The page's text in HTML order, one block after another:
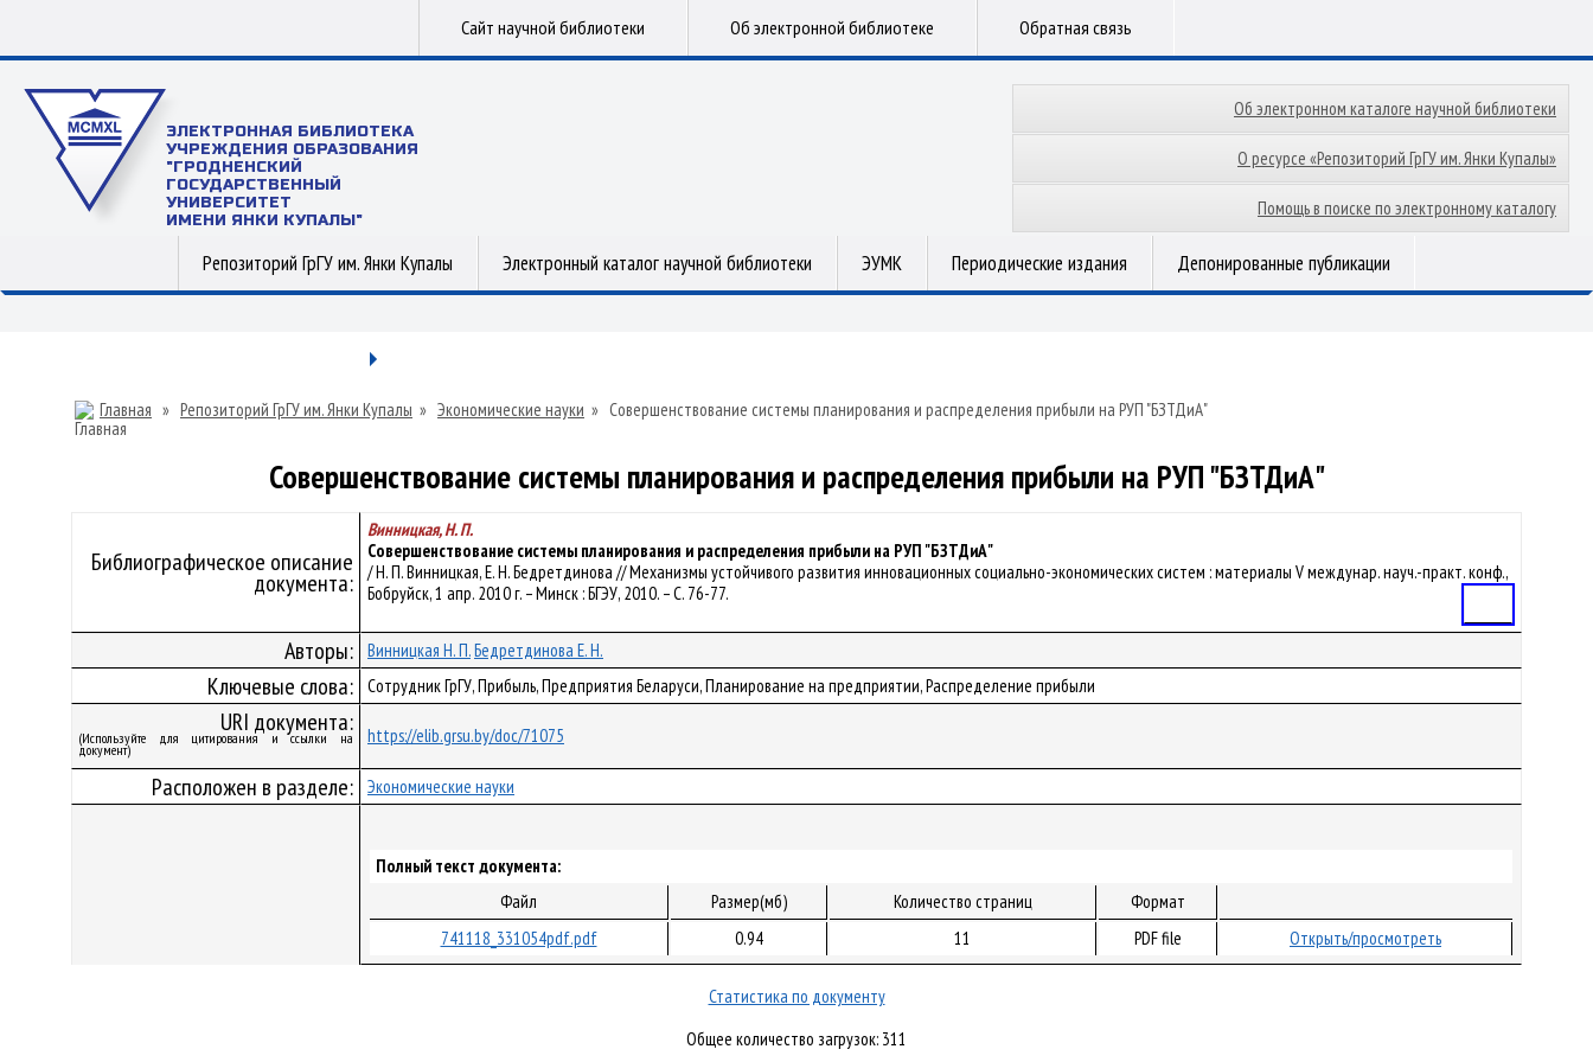
Сайт научной библиотеки Об электронной библиотеке Обратная связь
ЭЛЕКТРОННАЯ БИБЛИОТЕКА
УЧРЕЖДЕНИЯ ОБРАЗОВАНИЯ
"ГРОДНЕНСКИЙ
ГОСУДАРСТВЕННЫЙ
УНИВЕРСИТЕТ
ИМЕНИ ЯНКИ КУПАЛЫ"
Об электронном каталоге научной библиотеки
О ресурсе «Репозиторий ГрГУ им. Янки Купалы»
Помощь в поиске по электронному каталогу
Репозиторий ГрГУ им. Янки Купалы Электронный каталог научной библиотеки ЭУМК Периодические издания Депонированные публикации
Главная » Репозиторий ГрГУ им. Янки Купалы » Экономические науки » Совершенствование системы планирования и распределения прибыли на РУП "БЗТДиА"
Совершенствование системы планирования и распределения прибыли на РУП "БЗТДиА"
Библиографическое описание
документа:
Винницкая, Н. П.
Совершенствование системы планирования и распределения прибыли на РУП "БЗТДиА"
/ Н. П. Винницкая, Е. Н. Бедретдинова // Механизмы устойчивого развития инновационных социально-экономических систем : материалы V междунар. науч.-практ. конф.,
Бобруйск, 1 апр. 2010 г. – Минск : БГЭУ, 2010. – С. 76-77.
Авторы: Винницкая Н. П.Бедретдинова Е. Н.
Ключевые слова: Сотрудник ГрГУ, Прибыль, Предприятия Беларуси, Планирование на предприятии, Распределение прибыли
URI документа:
(Используйте для цитирования и ссылки на
документ)
https://elib.grsu.by/doc/71075
Расположен в разделе: Экономические науки
Полный текст документа:
Файл
Размер(мб) Количество страниц
Формат
741118_331054pdf.pdf
0.94 11 PDF file Открыть/просмотреть
Статистика по документу
Общее количество загрузок: 311